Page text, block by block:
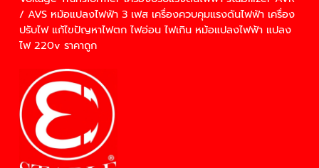
/ AVS หม้อแปลงไฟฟ้า 3 เฟส เครื่องควบคุมแรงดันไฟฟ้า เครื่อง
ปรับไฟแก้ไขปัญหาไฟตก ไฟอ่อน ไฟเกิน หม้อแปลงไฟฟ้า แปลง
ไฟ 220v ราคาถูก